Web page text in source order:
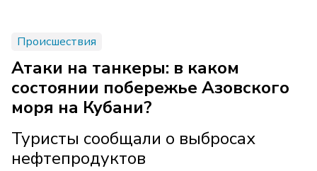
Происшествия
Атаки на танкеры: в каком
состоянии побережье Азовского
моря на Кубани?
Туристы сообщали о выбросах
нефтепродуктов